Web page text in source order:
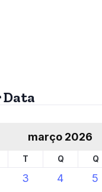
Data
março 2026
T Q Q
3 4 5